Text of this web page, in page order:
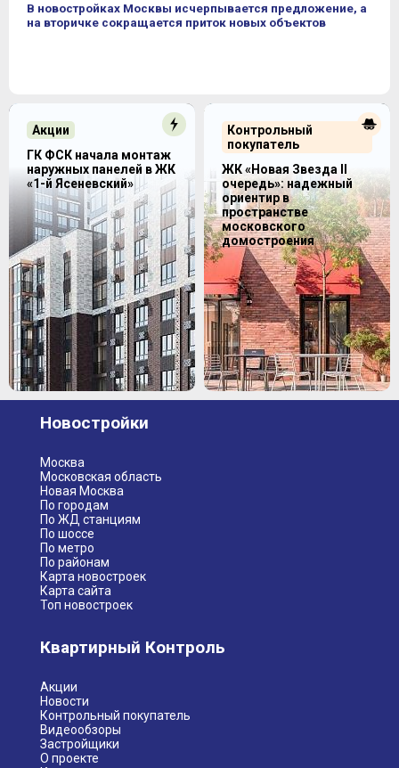
В новостройках Москвы исчерпывается предложение, а
на вторичке сокращается приток новых объектов
Контрольный
покупатель
ЖК «Новая Звезда II
очередь»: надежный
ориентир в
пространстве
московского
домостроения
Акции
ГК ФСК начала монтаж
наружных панелей в ЖК
«1-й Ясеневский»
Новостройки
Москва
Московская область
Новая Москва
По городам
По ЖД станциям
По шоссе
По метро
По районам
Карта новостроек
Карта сайта
Топ новостроек
Квартирный Контроль
Акции
Новости
Контрольный покупатель
Видеообзоры
Застройщики
О проекте